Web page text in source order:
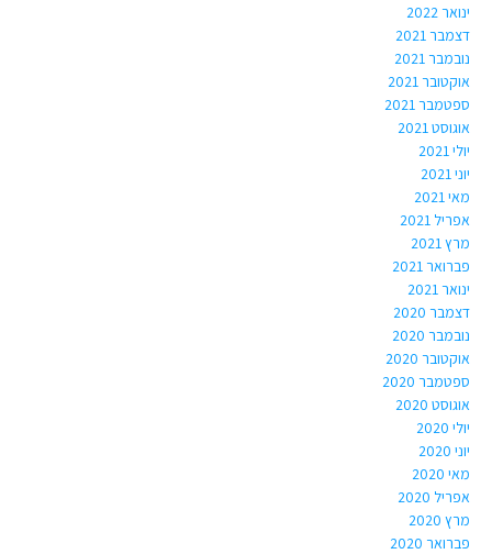
ינואר 2022
דצמבר 2021
נובמבר 2021
אוקטובר 2021
ספטמבר 2021
אוגוסט 2021
יולי 2021
יוני 2021
מאי 2021
אפריל 2021
מרץ 2021
פברואר 2021
ינואר 2021
דצמבר 2020
נובמבר 2020
אוקטובר 2020
ספטמבר 2020
אוגוסט 2020
יולי 2020
יוני 2020
מאי 2020
אפריל 2020
מרץ 2020
פברואר 2020